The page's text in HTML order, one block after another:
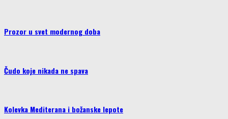
Prozor u svet modernog doba
Čudo koje nikada ne spava
Kolevka Mediterana i božanske lepote